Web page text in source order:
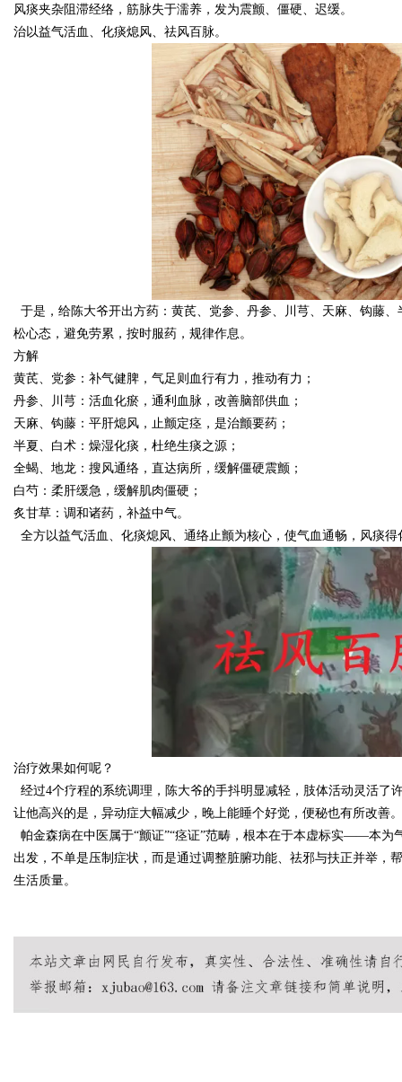
风痰夹杂阻滞经络，筋脉失于濡养，发为震颤、僵硬、迟缓。
治以益气活血、化痰熄风、祛风百脉。
于是，给陈大爷开出方药：黄芪、党参、丹参、川芎、天麻、钩藤
松心态，避免劳累，按时服药，规律作息。
方解
黄芪、党参：补气健脾，气足则血行有力，推动有力；
丹参、川芎：活血化瘀，通利血脉，改善脑部供血；
天麻、钩藤：平肝熄风，止颤定痉，是治颤要药；
半夏、白术：燥湿化痰，杜绝生痰之源；
全蝎、地龙：搜风通络，直达病所，缓解僵硬震颤；
白芍：柔肝缓急，缓解肌肉僵硬；
炙甘草：调和诸药，补益中气。
全方以益气活血、化痰熄风、通络止颤为核心，使气血通畅，风痰
治疗效果如何呢？
经过4个疗程的系统调理，陈大爷的手抖明显减轻，肢体活动灵活了
让他高兴的是，异动症大幅减少，晚上能睡个好觉，便秘也有所改善。
帕金森病在中医属于“颤证”“痉证”范畴，根本在于本虚标实——本
出发，不单是压制症状，而是通过调整脏腑功能、祛邪与扶正并举，
生活质量。